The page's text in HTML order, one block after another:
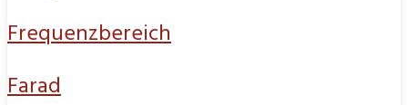
Frequenzbereich
Farad